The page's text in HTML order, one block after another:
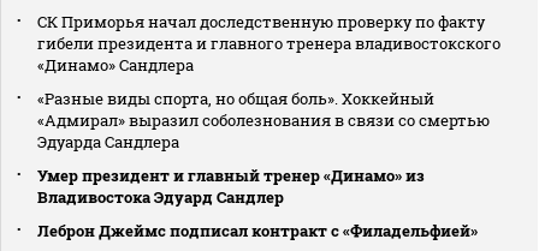
СК Приморья начал доследственную проверку по факту
гибели президента и главного тренера владивостокского
«Динамо» Сандлера
«Разные виды спорта, но общая боль». Хоккейный
«Адмирал» выразил соболезнования в связи со смертью
Эдуарда Сандлера
Умер президент и главный тренер «Динамо» из
Владивостока Эдуард Сандлер
Леброн Джеймс подписал контракт с «Филадельфией»